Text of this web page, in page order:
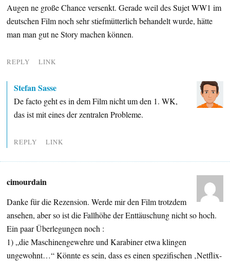
Augen ne große Chance versenkt. Gerade weil des Sujet WW1 im
deutschen Film noch sehr stiefmütterlich behandelt wurde, hätte
man man gut ne Story machen können.
REPLY LINK
Stefan Sasse
De facto geht es in dem Film nicht um den 1. WK,
das ist mit eines der zentralen Probleme.
REPLY LINK
cimourdain
Danke für die Rezension. Werde mir den Film trotzdem
ansehen, aber so ist die Fallhöhe der Enttäuschung nicht so hoch.
Ein paar Überlegungen noch :
1) „die Maschinengewehre und Karabiner etwa klingen
ungewohnt…“ Könnte es sein, dass es einen spezifischen ‚Netflix-